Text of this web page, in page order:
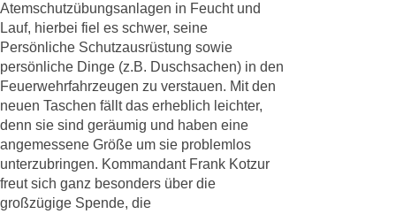
Atemschutzübungsanlagen in Feucht und
Lauf, hierbei fiel es schwer, seine
Persönliche Schutzausrüstung sowie
persönliche Dinge (z.B. Duschsachen) in den
Feuerwehrfahrzeugen zu verstauen. Mit den
neuen Taschen fällt das erheblich leichter,
denn sie sind geräumig und haben eine
angemessene Größe um sie problemlos
unterzubringen. Kommandant Frank Kotzur
freut sich ganz besonders über die
großzügige Spende, die